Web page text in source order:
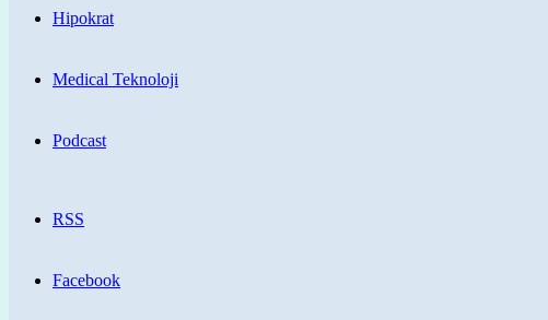
Hipokrat
Medical Teknoloji
Podcast
RSS
Facebook